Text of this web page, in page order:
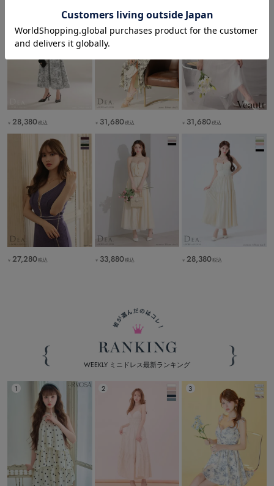
￥ 28,380税込 ￥ 31,680税込 ￥ 31,680税込
￥ 27,280税込 ￥ 33,880税込 ￥ 28,380税込
WEEKLY ミニドレス最新ランキング